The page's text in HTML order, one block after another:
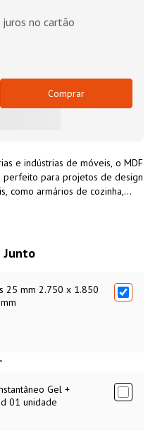
juros no cartão
Comprar
e indústrias de móveis, o MDF
perfeito para projetos de design
como armários de cozinha,
outros. É um material
100% com madeira de
Junto
25 mm 2.750 x 1.850
Gel +
01 unidade